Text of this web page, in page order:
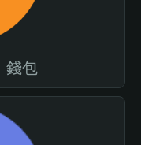
錢包